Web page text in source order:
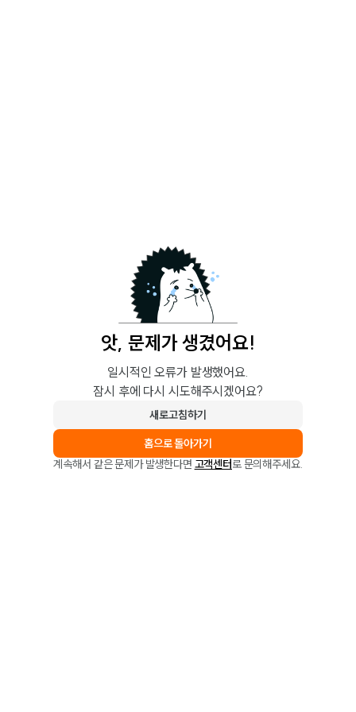
앗, 문제가 생겼어요!
일시적인 오류가 발생했어요.
잠시 후에 다시 시도해주시겠어요?
새로고침하기
홈으로 돌아가기
계속해서 같은 문제가 발생한다면 고객센터로 문의해주세요.